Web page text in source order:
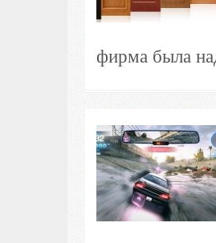
фирма была